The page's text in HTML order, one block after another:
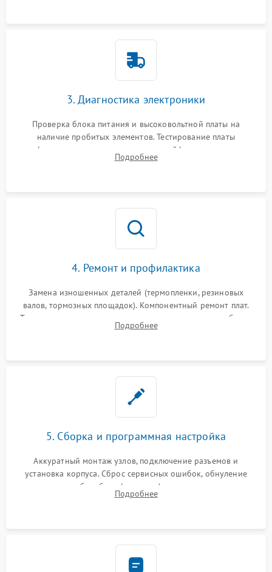
3. Диагностика электроники
Проверка блока питания и высоковольтной платы на
наличие пробитых элементов. Тестирование платы
форматирования, целостности шлейфов, контактов
картриджа и оптопар (датчиков прохождения и наличия
Подробнее
4. Ремонт и профилактика
Замена изношенных деталей (термопленки, резиновых
валов, тормозных площадок). Компонентный ремонт плат.
Тщательная очистка тракта печати, контактов и линз блока
лазера (LSU) от просыпанного тонера и пыли.
Подробнее
5. Сборка и программная настройка
Аккуратный монтаж узлов, подключение разъемов и
установка корпуса. Сброс сервисных ошибок, обнуление
счетчиков абсорбера (памперса) или узла переноса,
обновление прошивки и программная калибровка аппарата.
Подробнее